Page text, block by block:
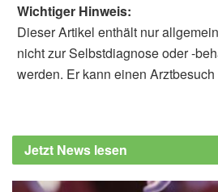
(DGN): LDL-
Sekundärprävention
Wichtiger Hinweis:
Dieser Artikel enthält nur
nicht zur Selbstdiagnose oder -
werden. Er kann einen
Jetzt News lesen